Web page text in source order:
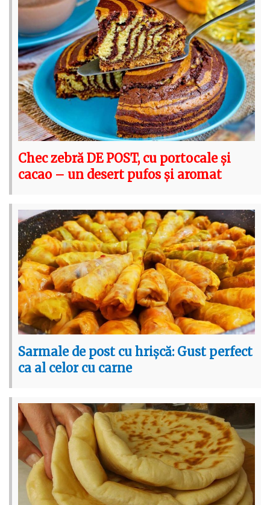
Chec zebră DE POST, cu portocale și
cacao – un desert pufos și aromat
Sarmale de post cu hrișcă: Gust perfect
ca al celor cu carne